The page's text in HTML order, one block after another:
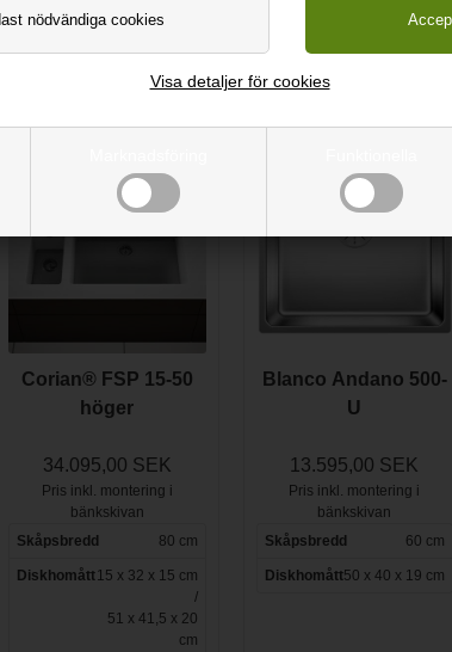
Visa detaljer för cookies
Mer information
32 x 41,4 x 20
Mer information
Corian® FSP 15-50
höger
34.095,00 SEK
Pris inkl. montering i
bänkskivan
Skåpsbredd
80 cm
Diskhomått15 x 32 x 15 cm
/
51 x 41,5 x 20
cm
Blanco Andano 500-
U
13.595,00 SEK
Pris inkl. montering i
bänkskivan
Skåpsbredd
60 cm
Diskhomått50 x 40 x 19 cm